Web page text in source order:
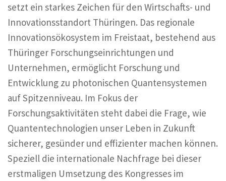
setzt ein starkes Zeichen für den Wirtschafts- und
Innovationsstandort Thüringen. Das regionale
Innovationsökosystem im Freistaat, bestehend aus
Thüringer Forschungseinrichtungen und
Unternehmen, ermöglicht Forschung und
Entwicklung zu photonischen Quantensystemen
auf Spitzenniveau. Im Fokus der
Forschungsaktivitäten steht dabei die Frage, wie
Quantentechnologien unser Leben in Zukunft
sicherer, gesünder und effizienter machen können.
Speziell die internationale Nachfrage bei dieser
erstmaligen Umsetzung des Kongresses im